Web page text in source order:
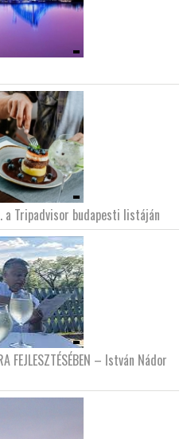
Tripadvisor budapesti listáján
FEJLESZTÉSÉBEN – István Nádor